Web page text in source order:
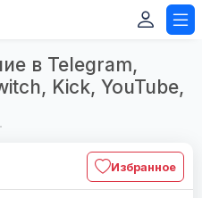
в Telegram,
Kick, YouTube,
Избранное